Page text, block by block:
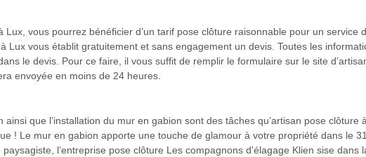
Lux, vous pourrez bénéficier d’un tarif pose clôture raisonnable pour un service
Lux vous établit gratuitement et sans engagement un devis. Toutes les
le devis. Pour ce faire, il vous suffit de remplir le formulaire sur le site
envoyée en moins de 24 heures.
que l’installation du mur en gabion sont des tâches qu’artisan pose
! Le mur en gabion apporte une touche de glamour à votre propriété dans le
l’entreprise pose clôture Les compagnons d'élagage Klien sise dans